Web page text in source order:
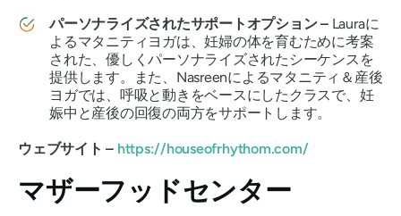
パーソナライズされたサポートオプション –Lauraに
よるマタニティヨガは、妊婦の体を育むために考案
された、優しくパーソナライズされたシーケンスを
提供します。また、Nasreenによるマタニティ＆産後
ヨガでは、呼吸と動きをベースにしたクラスで、妊
娠中と産後の回復の両方をサポートします。
ウェブサイト – https://houseofrhythom.com/
マザーフッドセンター